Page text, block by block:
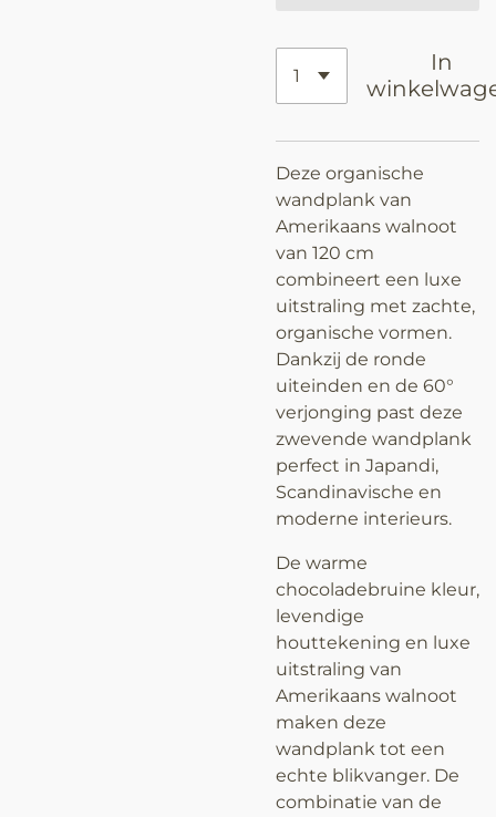
In
Deze organische
wandplank van
Amerikaans walnoot
van 120 cm
combineert een luxe
uitstraling met zachte,
organische vormen.
Dankzij de ronde
uiteinden en de 60°
verjonging past deze
zwevende wandplank
perfect in Japandi,
Scandinavische en
moderne interieurs.
De warme
chocoladebruine kleur,
levendige
houttekening en luxe
uitstraling van
Amerikaans walnoot
maken deze
wandplank tot een
echte blikvanger. De
combinatie van de